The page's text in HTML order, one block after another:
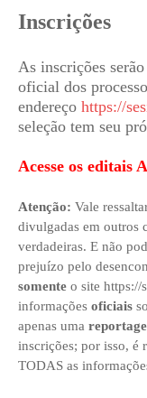
Inscrições
As inscrições
oficial dos
endereço https://
seleção tem seu
Acesse os editais
Atenção: Vale
divulgadas em outros
verdadeiras. E não
prejuízo pelo
somente o site https://
informações oficiais
apenas uma
inscrições; por isso, é
TODAS as